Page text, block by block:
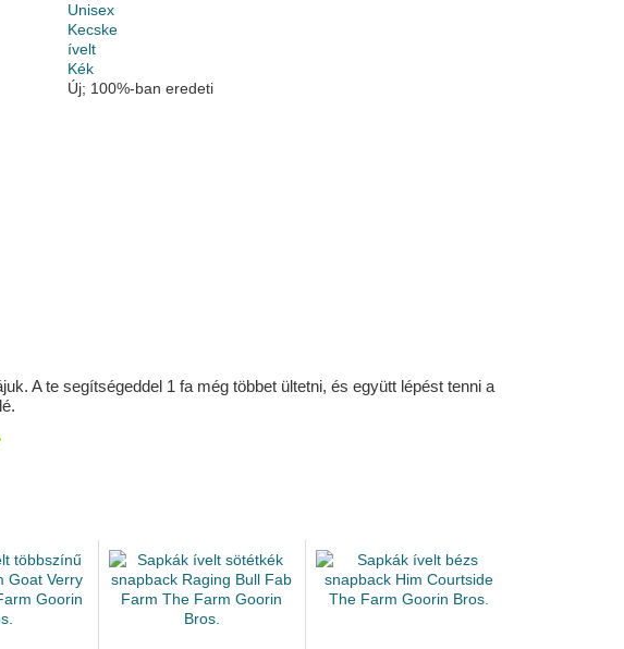
Unisex
Kecske
ívelt
Kék
Új; 100%-ban eredeti
A te segítségeddel 1 fa még többet ültetni, és együtt lépést tenni a